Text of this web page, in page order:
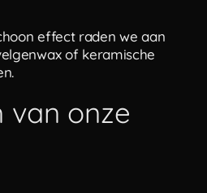
effect raden we aan
of keramische
van onze